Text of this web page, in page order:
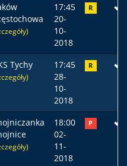
17:45
20-
10-
2018
R
Tychy
17:45
28-
10-
2018
R
18:00
02-
11-
2018
P